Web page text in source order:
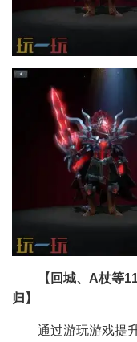
【回城、A杖等
归】
通过游玩游戏提